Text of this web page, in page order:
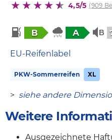
4,5/5 (909
B A
EU-Reifenlabel
PKW-Sommerreifen XL
> siehe andere
Weitere
Ausgezeichnete